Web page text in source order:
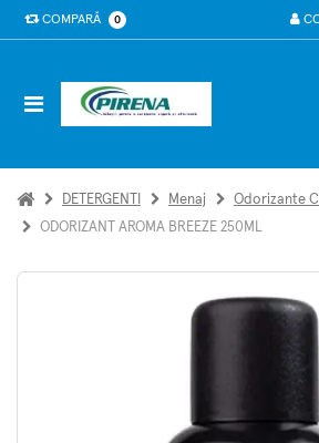
COMPARĂ 0
DETERGENTI Menaj
Odorizante
ODORIZANT AROMA BREEZE 250ML